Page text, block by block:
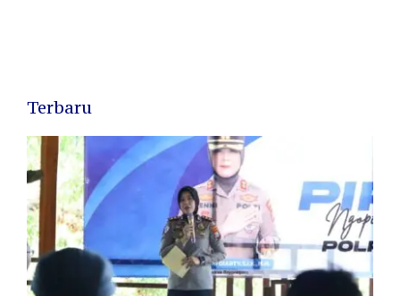
Terbaru